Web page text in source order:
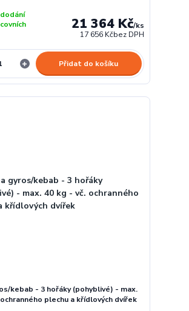
21 364 Kč/ks
17 656 Kčbez DPH
Přidat do košíku
kebab - 3 hořáky (pohyblivé) - max.
plechu a křídlových dvířek